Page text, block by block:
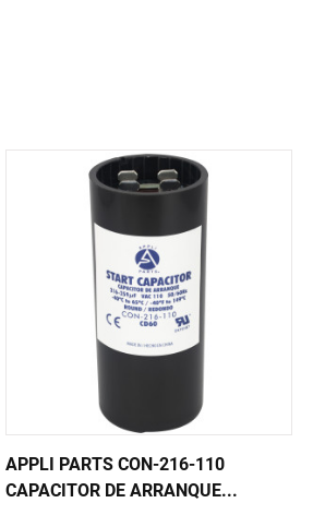
APPLI PARTS CON-216-110
CAPACITOR DE ARRANQUE...